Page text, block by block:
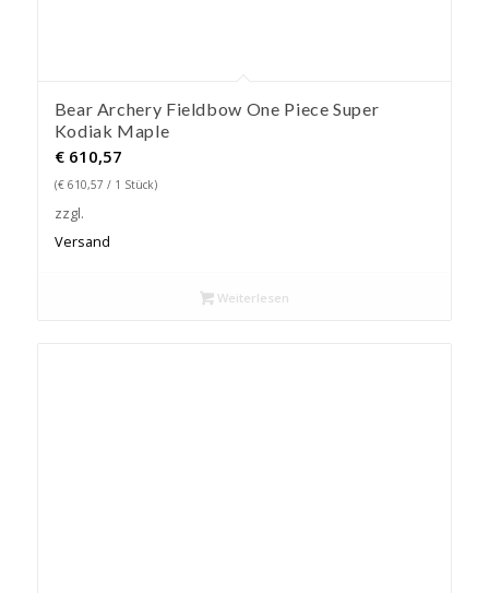
Bear Archery Fieldbow One Piece Super
Kodiak Maple
€610,57
(€610,57 / 1 Stück)
zzgl.
Versand
Weiterlesen